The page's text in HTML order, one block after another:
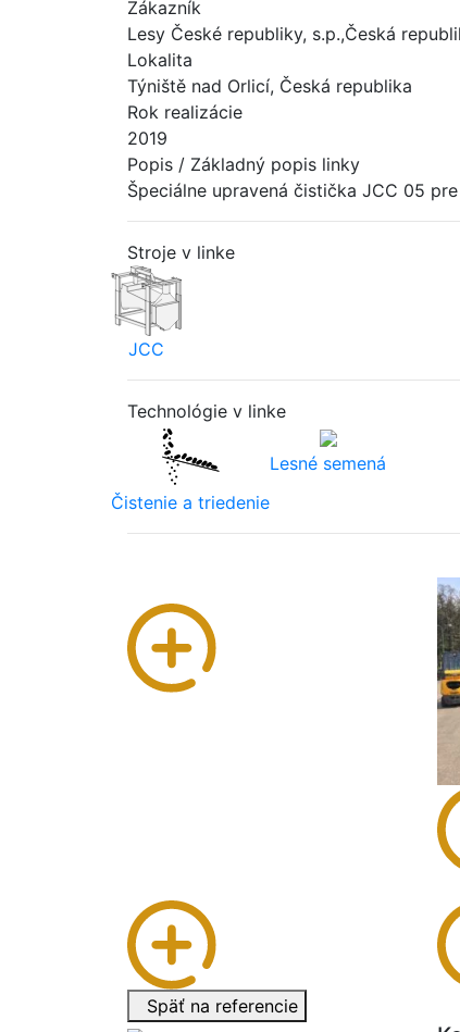
Zákazník
Lesy České republiky, s.p.,Česká
Lokalita
Týniště nad Orlicí, Česká republika
Rok realizácie
2019
Popis / Základný popis linky
Špeciálne upravená čistička JCC 05
Stroje v linke
JCC
Technológie v linke
Čistenie a triedenie
Lesné semená
Späť na referencie